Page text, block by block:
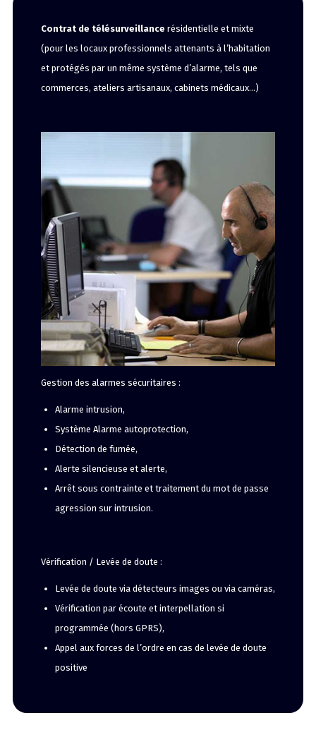
Contrat de télésurveillancerésidentielle et mixte
(pour les locaux professionnels attenants à l’habitation
et protégés par un même système d’alarme, tels que
commerces, ateliers artisanaux, cabinets médicaux…)
Gestion des alarmes sécuritaires :
Alarme intrusion,
Système Alarme autoprotection,
Détection de fumée,
Alerte silencieuse et alerte,
Arrêt sous contrainte et traitement du mot de passe
agression sur intrusion.
Vérification / Levée de doute :
Levée de doute via détecteurs images ou via caméras,
Vérification par écoute et interpellation si
programmée (hors GPRS),
Appel aux forces de l’ordre en cas de levée de doute
positive